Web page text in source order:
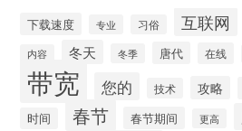
下载速度 专业 习俗 互联网
内容 冬天 冬季 唐代 在线
带宽 您的 技术 攻略
时间 春节 春节期间 更高